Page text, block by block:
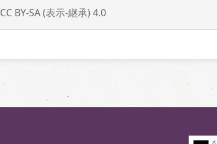
CC BY-SA (表示-継承) 4.0